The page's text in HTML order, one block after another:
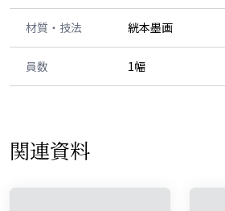
材質・技法 絖本墨画
員数 1幅
関連資料